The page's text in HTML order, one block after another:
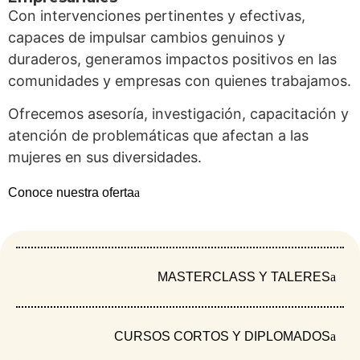
Con intervenciones pertinentes y efectivas,
capaces de impulsar cambios genuinos y
duraderos, generamos impactos positivos en las
comunidades y empresas con quienes trabajamos.
Ofrecemos asesoría, investigación, capacitación y
atención de problemáticas que afectan a las
mujeres en sus diversidades.
Conoce nuestra oferta
MASTERCLASS Y TALERES
CURSOS CORTOS Y DIPLOMADOS
departamento.
Los datos exponen unarealidad cruda y
urgente, según reporta el Observatorio Mujeres
Van 15 feminicidios en el departamento, lo
que significa que, en promedio, cada 24
manera.
equivale a un caso cada 2 horas.
En el mismo periodo, se reportaron 497
mujeres y niñas, lo que equivale a un caso